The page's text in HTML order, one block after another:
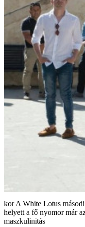
A White Lotus
helyett a fő nyomor már
maszkulinitás